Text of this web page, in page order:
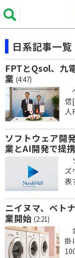
日系記事一覧
FPTとQsol、九
業 (4:47)
信
人
ソフトウェア開
業とAI開発で提携
ズ
表
ニイヌマ、ベト
業開始 (2:21)
掛